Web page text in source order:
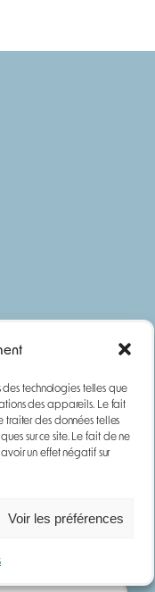
des technologies telles que
des appareils. Le fait
traiter des données telles
sur ce site. Le fait de ne
un effet négatif sur
Voir les préférences